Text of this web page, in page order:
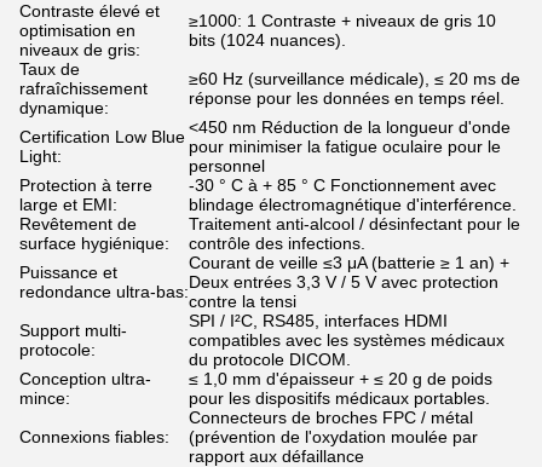
Contraste élevé et
optimisation en
niveaux de gris:
≥1000: 1 Contraste + niveaux de gris 10
bits (1024 nuances).
Taux de
rafraîchissement
dynamique:
≥60 Hz (surveillance médicale), ≤ 20 ms de
réponse pour les données en temps réel.
Certification Low Blue
Light:
<450 nm Réduction de la longueur d'onde
pour minimiser la fatigue oculaire pour le
personnel
Protection à terre
large et EMI:
-30 ° C à + 85 ° C Fonctionnement avec
blindage électromagnétique d'interférence.
Revêtement de
surface hygiénique:
Traitement anti-alcool / désinfectant pour le
contrôle des infections.
Puissance et
redondance ultra-bas:
Courant de veille ≤3 μA (batterie ≥ 1 an) +
Deux entrées 3,3 V / 5 V avec protection
contre la tensi
Support multi-
protocole:
SPI / I²C, RS485, interfaces HDMI
compatibles avec les systèmes médicaux
du protocole DICOM.
Conception ultra-
mince:
≤ 1,0 mm d'épaisseur + ≤ 20 g de poids
pour les dispositifs médicaux portables.
Connexions fiables:
Connecteurs de broches FPC / métal
(prévention de l'oxydation moulée par
rapport aux défaillance